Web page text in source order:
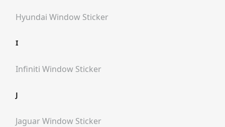
Hyundai Window Sticker
I
Infiniti Window Sticker
J
JaguarWindow Sticker